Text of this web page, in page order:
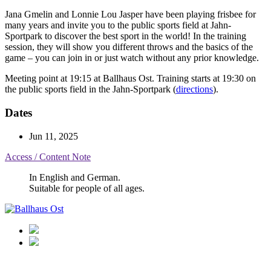
Jana Gmelin and Lonnie Lou Jasper have been playing frisbee for
many years and invite you to the public sports field at Jahn-
Sportpark to discover the best sport in the world! In the training
session, they will show you different throws and the basics of the
game – you can join in or just watch without any prior knowledge.
Meeting point at 19:15 at Ballhaus Ost. Training starts at 19:30 on
the public sports field in the Jahn-Sportpark (directions).
Dates
Jun 11, 2025
Access / Content Note
In English and German.
Suitable for people of all ages.